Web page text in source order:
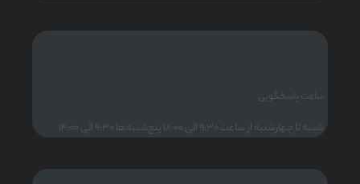
ساعت پاسخگویی
شنبه تا چهارشنبه از ساعت ۹:۳۰ الی ۱۸:۰۰ پنج‌شنبه‌ها ۹:۳۰ الی ۱۴:۰۰